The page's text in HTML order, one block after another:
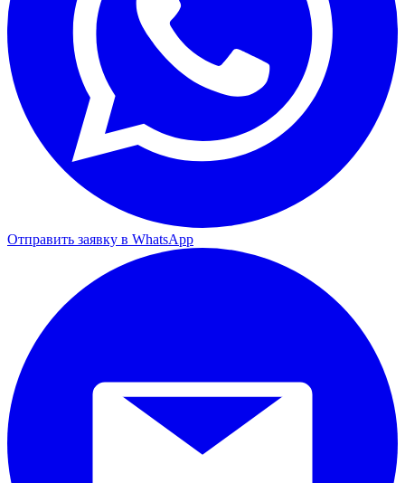
Отправить заявку в WhatsApp